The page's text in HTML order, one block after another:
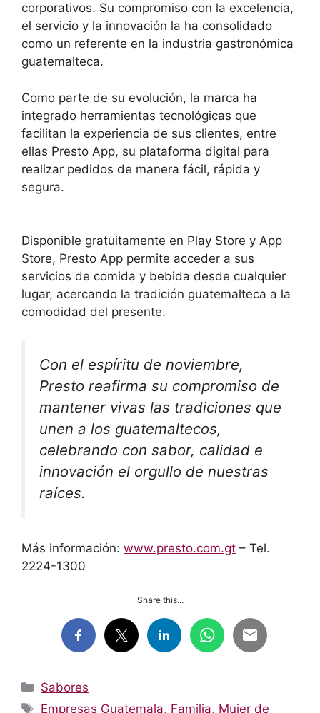
corporativos. Su compromiso con la excelencia,
el servicio y la innovación la ha consolidado
como un referente en la industria gastronómica
guatemalteca.
Como parte de su evolución, la marca ha
integrado herramientas tecnológicas que
facilitan la experiencia de sus clientes, entre
ellas Presto App, su plataforma digital para
realizar pedidos de manera fácil, rápida y
segura.
Disponible gratuitamente en Play Store y App
Store, Presto App permite acceder a sus
servicios de comida y bebida desde cualquier
lugar, acercando la tradición guatemalteca a la
comodidad del presente.
Con el espíritu de noviembre,
Presto reafirma su compromiso de
mantener vivas las tradiciones que
unen a los guatemaltecos,
celebrando con sabor, calidad e
innovación el orgullo de nuestras
raíces.
Más información: www.presto.com.gt – Tel.
2224-1300
Share this...
Categorías
Sabores
Etiquetas
Empresas Guatemala, Familia, Mujer de